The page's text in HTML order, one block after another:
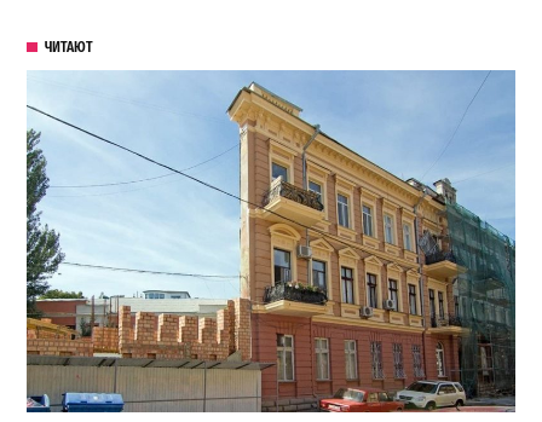
ЧИТАЮТ